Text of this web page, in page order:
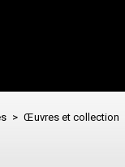
Œuvres et collection